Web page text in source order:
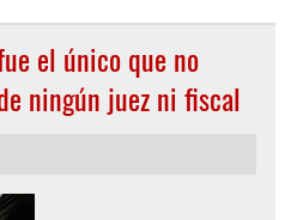
el único que no
ningún juez ni fiscal